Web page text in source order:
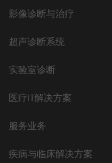
影像诊断与治疗
超声诊断系统
实验室诊断
医疗IT解决方案
服务业务
疾病与临床解决方案